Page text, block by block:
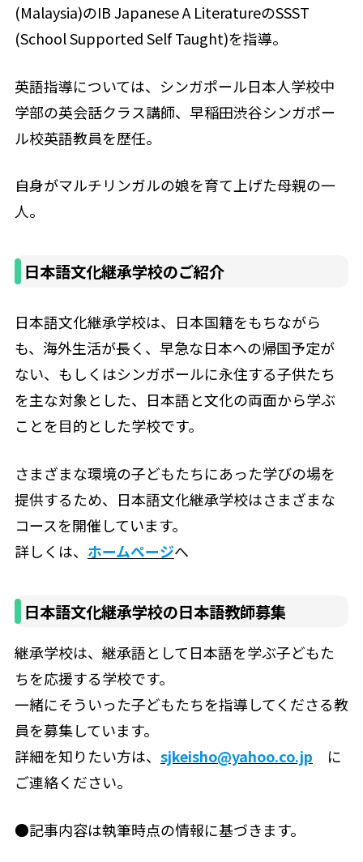
(Malaysia)のIB Japanese A LiteratureのSSST
(School Supported Self Taught)を指導。
英語指導については、シンガポール日本人学校中
学部の英会話クラス講師、早稲田渋谷シンガポー
ル校英語教員を歴任。
自身がマルチリンガルの娘を育て上げた母親の一
人。
日本語文化継承学校のご紹介
日本語文化継承学校は、日本国籍をもちながら
も、海外生活が長く、早急な日本への帰国予定が
ない、もしくはシンガポールに永住する子供たち
を主な対象とした、日本語と文化の両面から学ぶ
ことを目的とした学校です。
さまざまな環境の子どもたちにあった学びの場を
提供するため、日本語文化継承学校はさまざまな
コースを開催しています。
詳しくは、 ホームページへ
日本語文化継承学校の日本語教師募集
継承学校は、継承語として日本語を学ぶ子どもた
ちを応援する学校です。
一緒にそういった子どもたちを指導してくださる教
員を募集しています。
詳細を知りたい方は、 sjkeisho@yahoo.co.jp
に
ご連絡ください。
●記事内容は執筆時点の情報に基づきます。